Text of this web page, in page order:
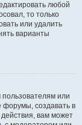
любой
то только
или удалить
варианты
или
форумы, создавать в
вам может